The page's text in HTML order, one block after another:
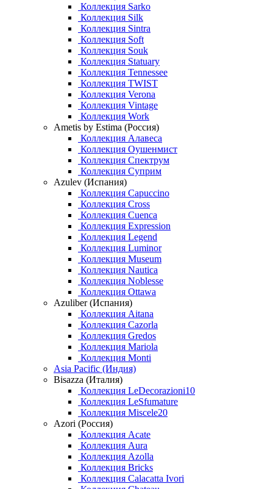
Коллекция Sarko
Коллекция Silk
Коллекция Sintra
Коллекция Soft
Коллекция Souk
Коллекция Statuary
Коллекция Tennessee
Коллекция TWIST
Коллекция Verona
Коллекция Vintage
Коллекция Work
Ametis by Estima (Россия)
Коллекция Алавеса
Коллекция Оушенмист
Коллекция Спектрум
Коллекция Суприм
Azulev (Испания)
Коллекция Capuccino
Коллекция Cross
Коллекция Cuenca
Коллекция Expression
Коллекция Legend
Коллекция Luminor
Коллекция Museum
Коллекция Nautica
Коллекция Noblesse
Коллекция Ottawa
Azuliber (Испания)
Коллекция Aitana
Коллекция Cazorla
Коллекция Gredos
Коллекция Mariola
Коллекция Monti
Asia Pacific (Индия)
Bisazza (Италия)
Коллекция LeDecorazioni10
Коллекция LeSfumature
Коллекция Miscele20
Azori (Россия)
Коллекция Acate
Коллекция Aura
Коллекция Azolla
Коллекция Bricks
Коллекция Calacatta Ivori